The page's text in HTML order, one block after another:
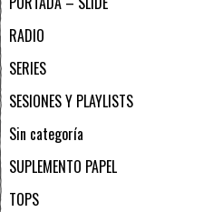
RADIO
SERIES
SESIONES Y PLAYLISTS
Sin categoría
SUPLEMENTO PAPEL
TOPS